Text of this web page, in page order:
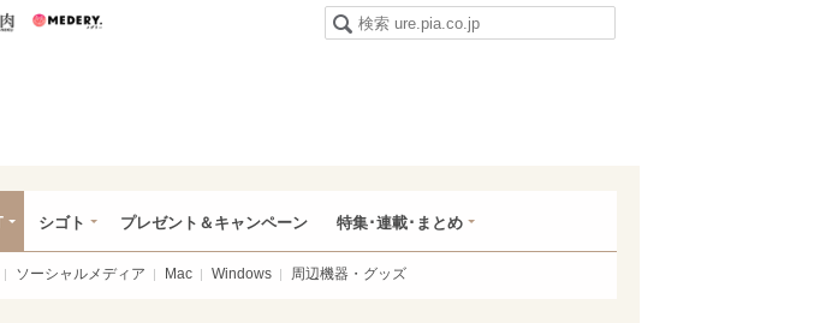
うまい肉
シゴト プレゼント＆キャンペーン 特集･連載･まとめ
ソーシャルメディア Mac Windows 周辺機器・グッズ